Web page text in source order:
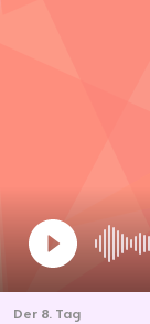
Der 8. Tag